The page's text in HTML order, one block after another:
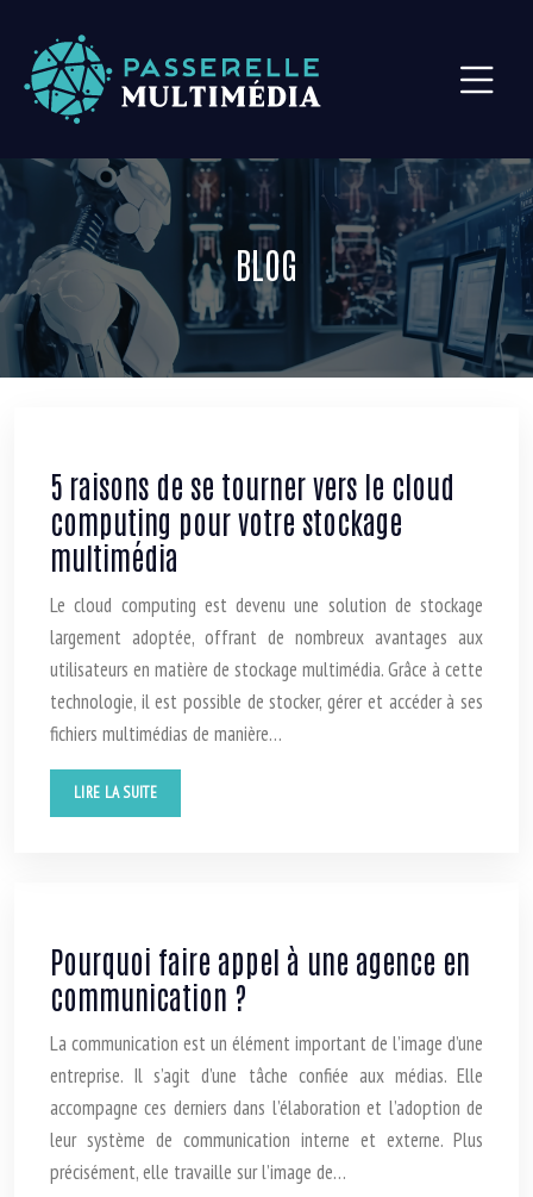
BLOG
5 raisons de se tourner vers le cloud
computing pour votre stockage
multimédia
Le cloud computing est devenu une solution de stockage
largement adoptée, offrant de nombreux avantages aux
utilisateurs en matière de stockage multimédia. Grâce à cette
technologie, il est possible de stocker, gérer et accéder à ses
fichiers multimédias de manière…
LIRE LA SUITE
Pourquoi faire appel à une agence en
communication ?
La communication est un élément important de l’image d’une
entreprise. Il s’agit d’une tâche confiée aux médias. Elle
accompagne ces derniers dans l’élaboration et l’adoption de
leur système de communication interne et externe. Plus
précisément, elle travaille sur l’image de…